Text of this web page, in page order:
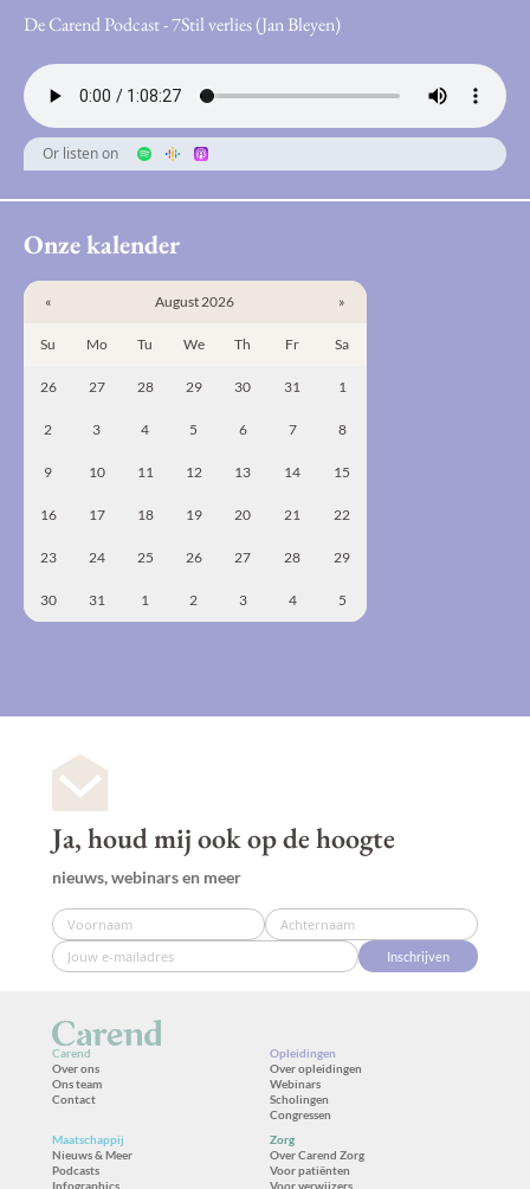
De Carend Podcast - 7Stil verlies (Jan Bleyen)
Or listen on
Onze kalender
« August 2026 »
Su Mo Tu We Th Fr Sa
26 27 28 29 30 31 1
2 3 4 5 6 7 8
9 10 11 12 13 14 15
16 17 18 19 20 21 22
23 24 25 26 27 28 29
30 31 1 2 3 4 5
Ja, houd mij ook op de hoogte
nieuws, webinars en meer
Inschrijven
Carend
Over ons
Ons team
Contact
Opleidingen
Over opleidingen
Webinars
Scholingen
Congressen
Maatschappij
Nieuws & Meer
Podcasts
Infographics
Zorg
Over Carend Zorg
Voor patiënten
Voor verwijzers